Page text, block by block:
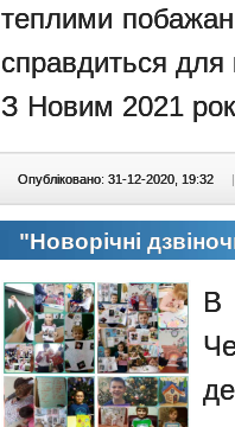
теплими
справдиться для
З Новим 2021
Опубліковано: 31-12-2020, 19:32 |
"Новорічні
В